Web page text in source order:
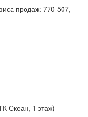
продаж: 770-507,
Океан, 1 этаж)